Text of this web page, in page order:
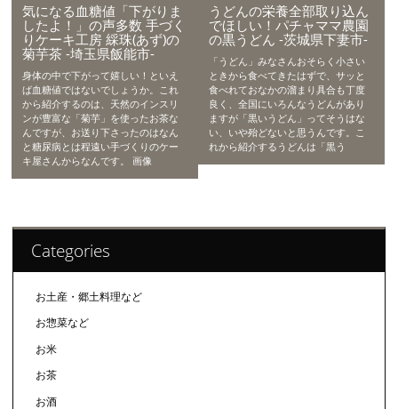
気になる血糖値「下がりま
したよ！」の声多数 手づく
りケーキ工房 綵珠(あず)の
菊芋茶 -埼玉県飯能市-
身体の中で下がって嬉しい！といえ
ば血糖値ではないでしょうか。これ
から紹介するのは、天然のインスリ
ンが豊富な「菊芋」を使ったお茶な
んですが、お送り下さったのはなん
と糖尿病とは程遠い手づくりのケー
キ屋さんからなんです。 画像
うどんの栄養全部取り込ん
でほしい！パチャママ農園
の黒うどん -茨城県下妻市-
「うどん」みなさんおそらく小さい
ときから食べてきたはずで、サッと
食べれておなかの溜まり具合も丁度
良く、全国にいろんなうどんがあり
ますが「黒いうどん」ってそうはな
い、いや殆どないと思うんです。こ
れから紹介するうどんは「黒う
Categories
お土産・郷土料理など
お惣菜など
お米
お茶
お酒